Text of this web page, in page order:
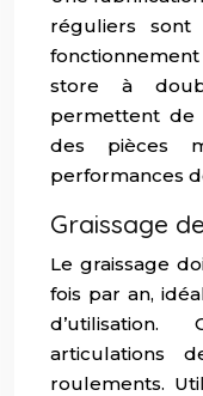
réguliers sont
store à
permettent de
des pièces
performances
Graissage
Le graissage
fois par an,
d’utilisation.
articulations
roulements.